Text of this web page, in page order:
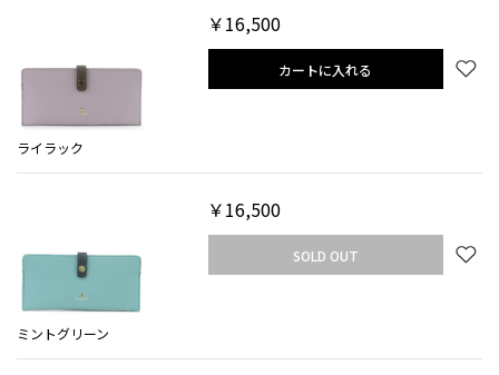
ライラック
￥16,500
カートに入れる
ミントグリーン
￥16,500
SOLD OUT